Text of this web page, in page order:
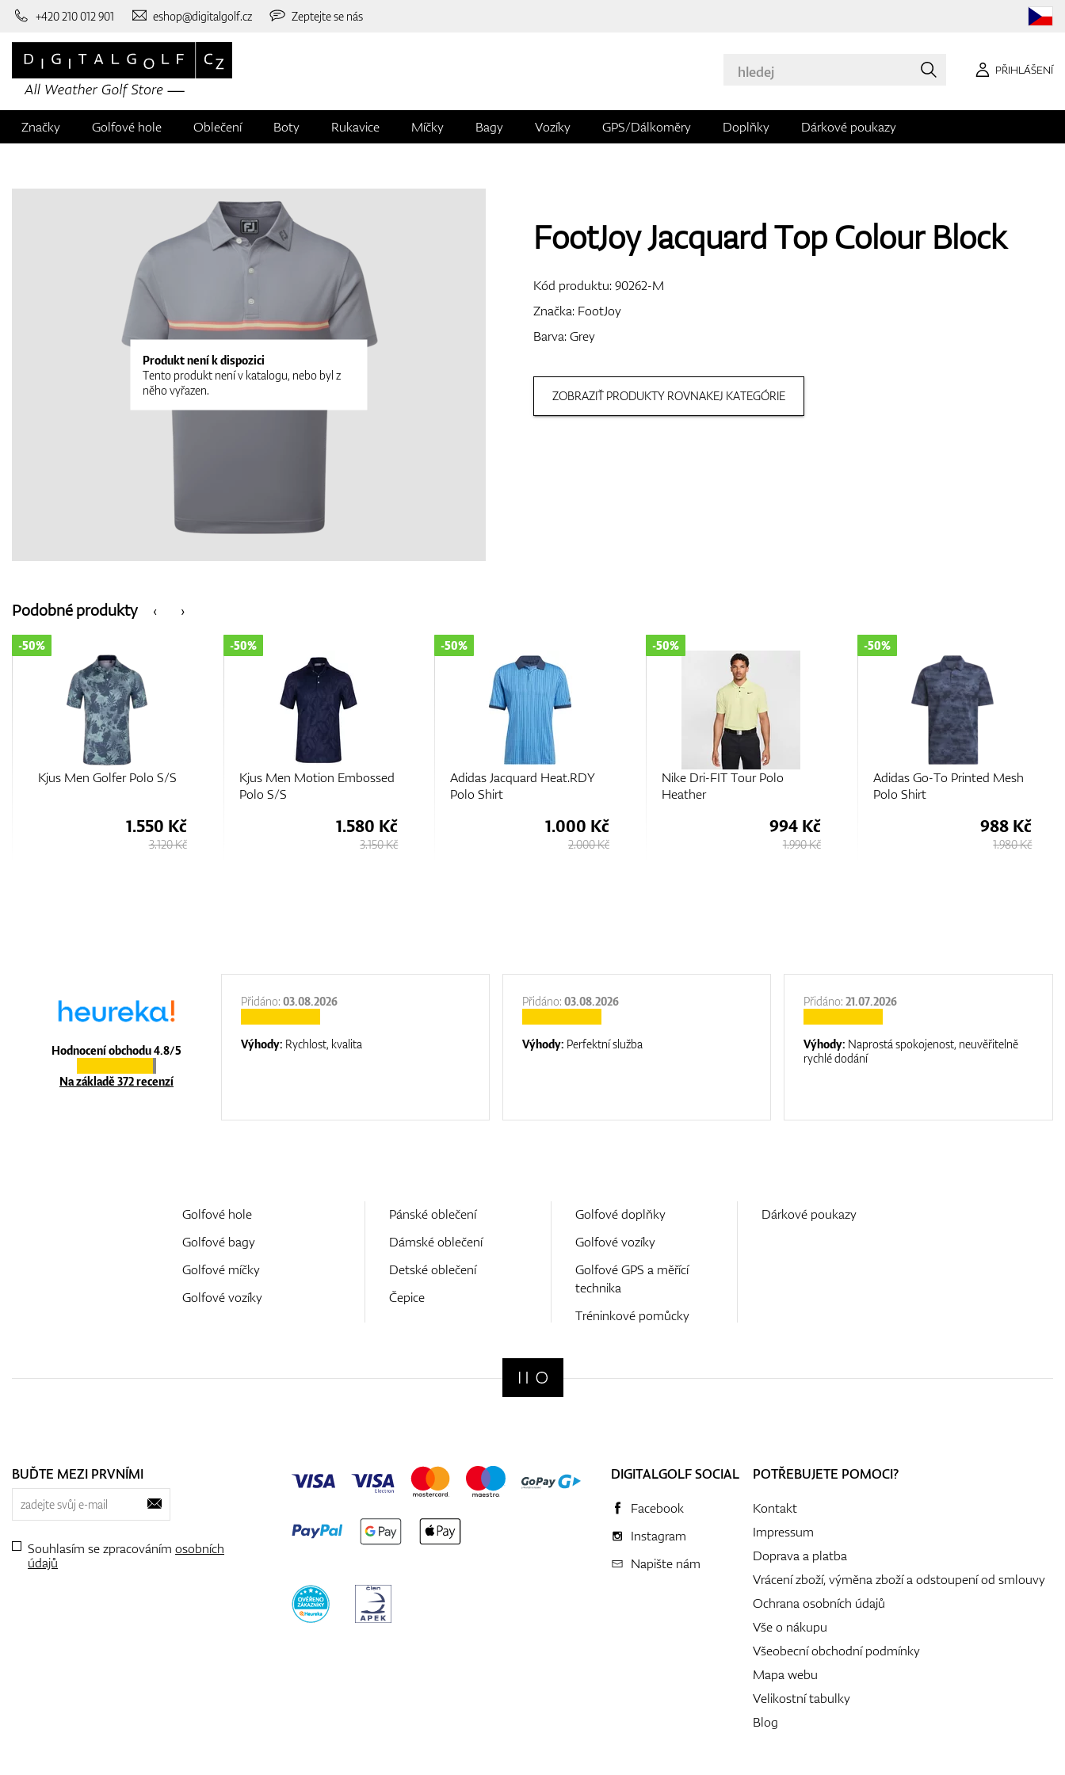
+420 210 012 901 eshop@digitalgolf.cz Zeptejte se nás
PŘIHLÁŠENÍ
Značky Golfové hole Oblečení Boty Rukavice Míčky Bagy Vozíky GPS/Dálkoměry Doplňky Dárkové poukazy
Produkt není k dispozici
Tento produkt není v katalogu, nebo byl z
něho vyřazen.
FootJoy Jacquard Top Colour Block
Kód produktu:90262-M
Značka: FootJoy
Barva: Grey
ZOBRAZIŤ PRODUKTY ROVNAKEJ KATEGÓRIE
‹
Podobné produkty ›
Kjus Men Motion Embossed
-50%
1.580 Kč
3.150 Kč
Adidas Jacquard Heat.RDY
Polo Shirt
-50%
1.000 Kč
2.000 Kč
Nike Dri-FIT Tour Polo
Heather
-50%
994 Kč
1.990 Kč
Adidas Go-To Printed Mesh
Polo Shirt
-50%
988 Kč
1.980 Kč
Chervo Acropoli
-50%
1.730 Kč
3.430 Kč
Hodnocení obchodu 4.8/5
Na základě 372 recenzí
Přidáno:03.08.2026
Výhody: Rychlost, kvalita
Přidáno:03.08.2026
Výhody: Perfektní služba
Přidáno:21.07.2026
Výhody: Naprostá spokojenost, neuvěřitelně
rychlé dodání
Golfové hole
Golfové bagy
Golfové míčky
Golfové vozíky
Pánské oblečení
Dámské oblečení
Detské oblečení
Čepice
Golfové doplňky
Golfové vozíky
Golfové GPS a měřící
technika
Tréninkové pomůcky
Dárkové poukazy
BUĎTE MEZI PRVNÍMI
Souhlasím se zpracováním osobních
údajů
DIGITALGOLF SOCIAL
Facebook
Instagram
Napište nám
POTŘEBUJETE POMOCI?
Kontakt
Impressum
Doprava a platba
Vrácení zboží, výměna zboží a odstoupení od smlouvy
Ochrana osobních údajů
Vše o nákupu
Všeobecní obchodní podmínky
Mapa webu
Velikostní tabulky
Blog